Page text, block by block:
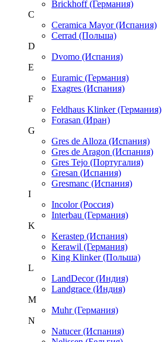
Brickhoff (Германия)
C
Ceramica Mayor (Испания)
Cerrad (Польша)
D
Dvomo (Испания)
E
Euramic (Германия)
Exagres (Испания)
F
Feldhaus Klinker (Германия)
Forasan (Иран)
G
Gres de Alloza (Испания)
Gres de Aragon (Испания)
Gres Tejo (Португалия)
Gresan (Испания)
Gresmanc (Испания)
I
Incolor (Россия)
Interbau (Германия)
K
Kerastep (Испания)
Kerawil (Германия)
King Klinker (Польша)
L
LandDecor (Индия)
Landgrace (Индия)
M
Muhr (Германия)
N
Natucer (Испания)